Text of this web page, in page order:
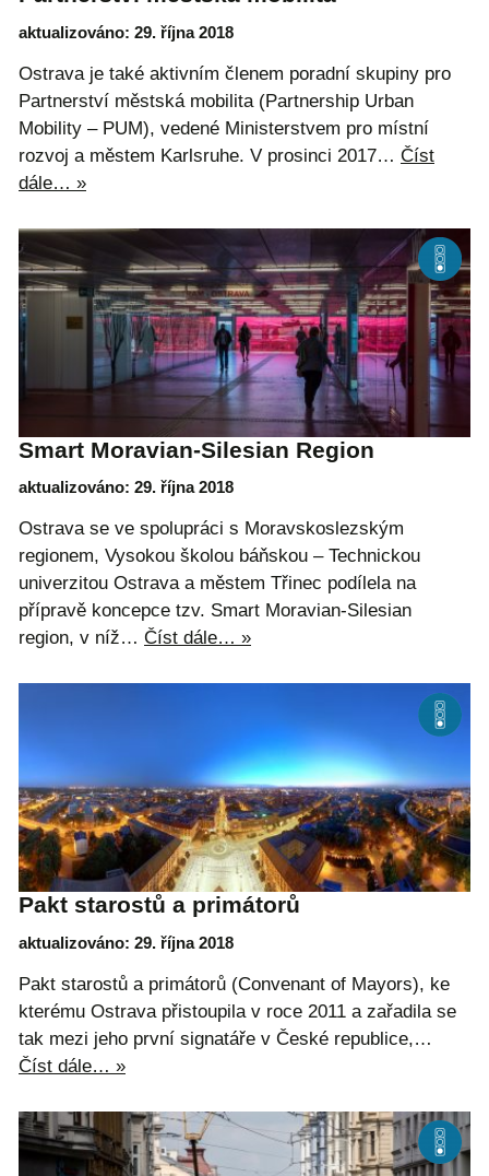
aktualizováno: 29. října 2018
Ostrava je také aktivním členem poradní skupiny pro
Partnerství městská mobilita (Partnership Urban
Mobility – PUM), vedené Ministerstvem pro místní
rozvoj a městem Karlsruhe. V prosinci 2017… Číst
dále… »
Smart Moravian-Silesian Region
aktualizováno: 29. října 2018
Ostrava se ve spolupráci s Moravskoslezským
regionem, Vysokou školou báňskou – Technickou
univerzitou Ostrava a městem Třinec podílela na
přípravě koncepce tzv. Smart Moravian-Silesian
region, v níž… Číst dále… »
Pakt starostů a primátorů
aktualizováno: 29. října 2018
Pakt starostů a primátorů (Convenant of Mayors), ke
kterému Ostrava přistoupila v roce 2011 a zařadila se
tak mezi jeho první signatáře v České republice,…
Číst dále… »